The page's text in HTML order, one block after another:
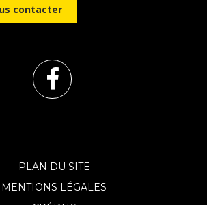
contacter
Lien
le
compte
PLAN DU SITE
MENTIONS LÉGALES